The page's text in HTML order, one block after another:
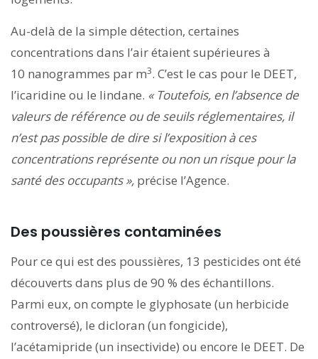
Au-delà de la simple détection, certaines
concentrations dans l’air étaient supérieures à
10 nanogrammes par m3. C’est le cas pour le DEET,
l’icaridine ou le lindane. « Toutefois, en l’absence de
valeurs de référence ou de seuils réglementaires, il
n’est pas possible de dire si l’exposition à ces
concentrations représente ou non un risque pour la
santé des occupants », précise l’Agence.
Des poussières contaminées
Pour ce qui est des poussières, 13 pesticides ont été
découverts dans plus de 90 % des échantillons.
Parmi eux, on compte le glyphosate (un herbicide
controversé), le dicloran (un fongicide),
l’acétamipride (un insectivide) ou encore le DEET. De